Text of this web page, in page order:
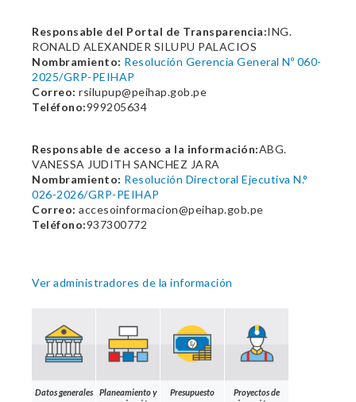
Responsable del Portal de Transparencia:ING.
RONALD ALEXANDER SILUPU PALACIOS
Nombramiento: Resolución Gerencia General Nº 060-
2025/GRP-PEIHAP
Correo: rsilupup@peihap.gob.pe
Teléfono:999205634
Responsable de acceso a la información:ABG.
VANESSA JUDITH SANCHEZ JARA
Nombramiento: Resolución Directoral Ejecutiva N.°
026-2026/GRP-PEIHAP
Correo: accesoinformacion@peihap.gob.pe
Teléfono:937300772
Ver administradores de la información
Datos generales
Planeamiento y
Presupuesto
Proyectos de